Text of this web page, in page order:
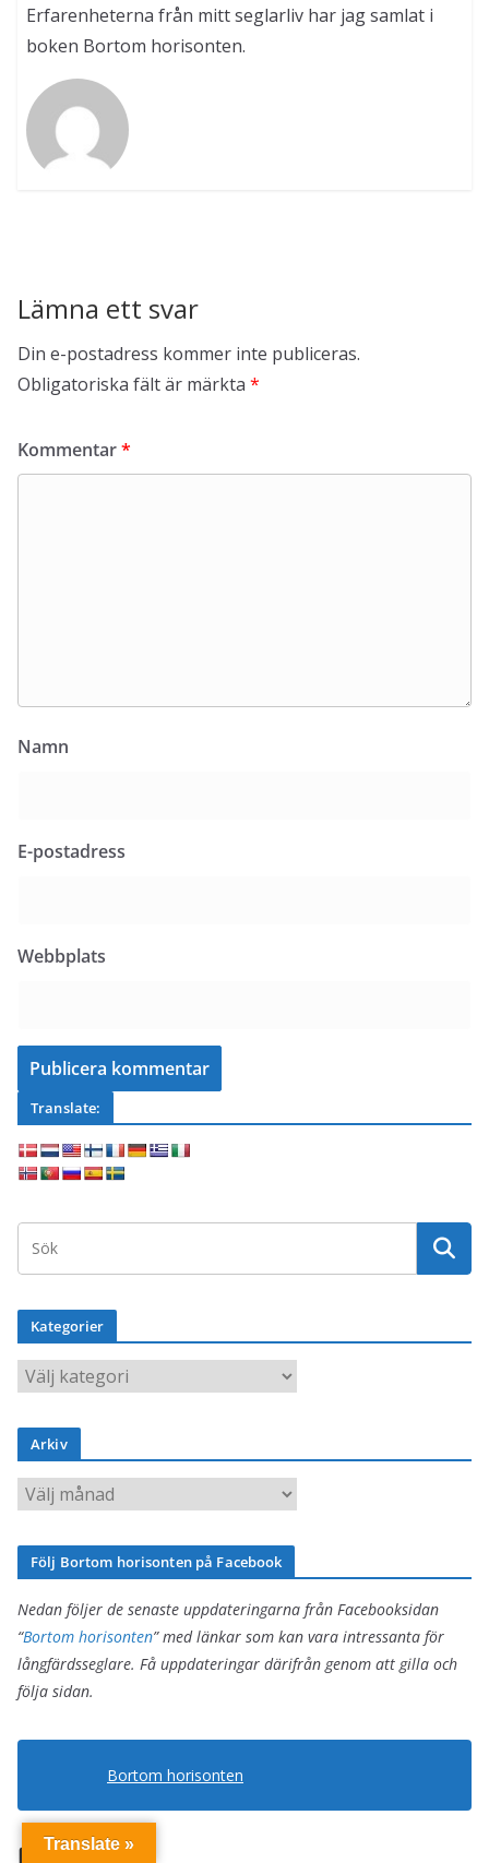
Erfarenheterna från mitt seglarliv har jag samlat i
boken Bortom horisonten.
Lämna ett svar
Din e-postadress kommer inte publiceras.
Obligatoriska fält är märkta *
Kommentar*
Namn
E-postadress
Webbplats
Translate:
Kategorier
K
t
g
o
r
Arkiv
A
k
v
Följ Bortom horisonten på Facebook
Nedan följer de senaste uppdateringarna från Facebooksidan
“Bortom horisonten” med länkar som kan vara intressanta för
långfärdsseglare. Få uppdateringar därifrån genom att gilla och
följa sidan.
Bortom horisonten
Translate »